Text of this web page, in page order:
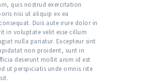
quis nostrud exercitation
nisi ut aliquip ex ea
Duis aute irure dolor in
in voluptate velit esse cillum
nulla pariatur. Excepteur sint
non proident, sunt in
deserunt mollit anim id est
ut perspiciatis unde omnis iste